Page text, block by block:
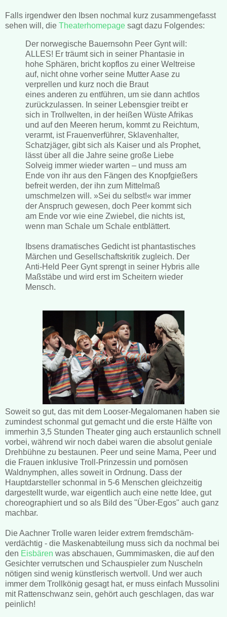
Falls irgendwer den Ibsen nochmal kurz zusammengefasst
sehen will, die Theaterhomepage sagt dazu Folgendes:
Der norwegische Bauernsohn Peer Gynt will:
ALLES! Er träumt sich in seiner Phantasie in
hohe Sphären, bricht kopflos zu einer Weltreise
auf, nicht ohne vorher seine Mutter Aase zu
verprellen und kurz noch die Braut
eines anderen zu entführen, um sie dann achtlos
zurückzulassen. In seiner Lebensgier treibt er
sich in Trollwelten, in der heißen Wüste Afrikas
und auf den Meeren herum, kommt zu Reichtum,
verarmt, ist Frauenverführer, Sklavenhalter,
Schatzjäger, gibt sich als Kaiser und als Prophet,
lässt über all die Jahre seine große Liebe
Solveig immer wieder warten – und muss am
Ende von ihr aus den Fängen des Knopfgießers
befreit werden, der ihn zum Mittelmaß
umschmelzen will. »Sei du selbst!« war immer
der Anspruch gewesen, doch Peer kommt sich
am Ende vor wie eine Zwiebel, die nichts ist,
wenn man Schale um Schale entblättert.
Ibsens dramatisches Gedicht ist phantastisches
Märchen und Gesellschaftskritik zugleich. Der
Anti-Held Peer Gynt sprengt in seiner Hybris alle
Maßstäbe und wird erst im Scheitern wieder
Mensch.
Soweit so gut, das mit dem Looser-Megalomanen haben sie
zumindest schonmal gut gemacht und die erste Hälfte von
immerhin 3,5 Stunden Theater ging auch erstaunlich schnell
vorbei, während wir noch dabei waren die absolut geniale
Drehbühne zu bestaunen. Peer und seine Mama, Peer und
die Frauen inklusive Troll-Prinzessin und pornösen
Waldnymphen, alles soweit in Ordnung. Dass der
Hauptdarsteller schonmal in 5-6 Menschen gleichzeitig
dargestellt wurde, war eigentlich auch eine nette Idee, gut
choreographiert und so als Bild des "Über-Egos" auch ganz
machbar.
Die Aachner Trolle waren leider extrem fremdschäm-
verdächtig - die Maskenabteilung muss sich da nochmal bei
den Eisbären was abschauen, Gummimasken, die auf den
Gesichter verrutschen und Schauspieler zum Nuscheln
nötigen sind wenig künstlerisch wertvoll. Und wer auch
immer dem Trollkönig gesagt hat, er muss einfach Mussolini
mit Rattenschwanz sein, gehört auch geschlagen, das war
peinlich!